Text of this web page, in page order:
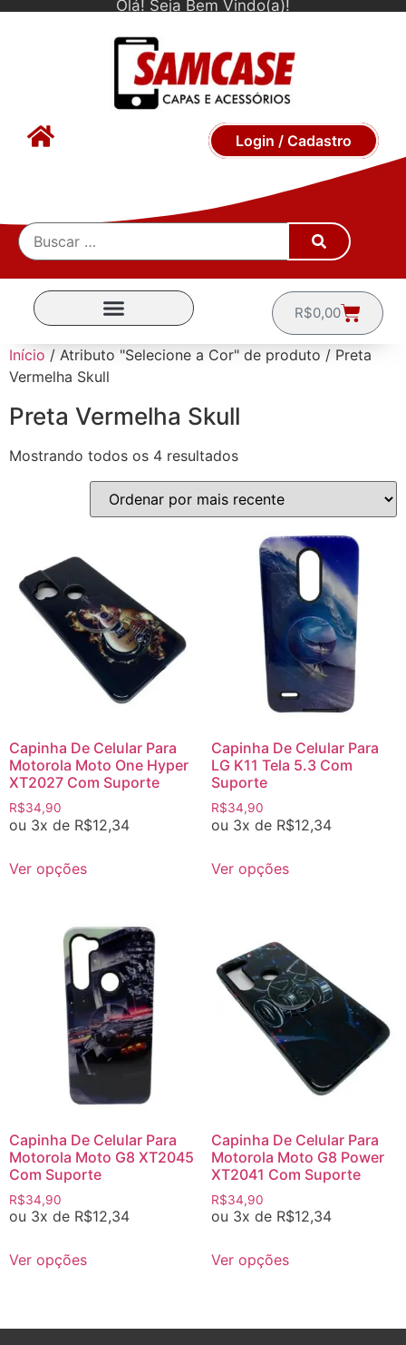
Olá! Seja Bem Vindo(a)!
Login / Cadastro
R$0,00
Início / Atributo "Selecione a Cor" de produto / Preta
Vermelha Skull
Preta Vermelha Skull
Mostrando todos os 4 resultados
Capinha De Celular Para
Motorola Moto One Hyper
XT2027 Com Suporte
R$34,90
ou 3x de R$12,34
Ver opções
Capinha De Celular Para
LG K11 Tela 5.3 Com
Suporte
R$34,90
ou 3x de R$12,34
Ver opções
Capinha De Celular Para
Motorola Moto G8 XT2045
Com Suporte
R$34,90
ou 3x de R$12,34
Ver opções
Capinha De Celular Para
Motorola Moto G8 Power
XT2041 Com Suporte
R$34,90
ou 3x de R$12,34
Ver opções